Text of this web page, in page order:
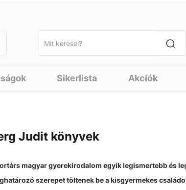
Sikerlista Akciók
Judit könyvek
magyar gyerekirodalom egyik legismertebb és
szerepet töltenek be a kisgyermekes